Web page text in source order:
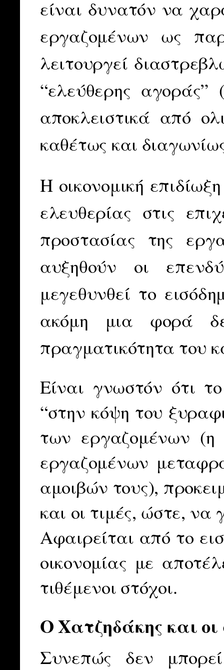
είναι δυνατόν να
εργαζομένων ως
λειτουργεί
“ελεύθερης
αποκλειστικά από
καθέτως και
Η οικονομική
ελευθερίας στις
προστασίας της
αυξηθούν οι
μεγεθυνθεί το
ακόμη μια φορά
πραγματικότητα του
Είναι γνωστόν ότι
“στην κόψη του
των εργαζομένων (η
εργαζομένων
αμοιβών τους),
και οι τιμές, ώστε, να
Αφαιρείται από το
οικονομίας με
τιθέμενοι στόχοι.
Ο Χατζηδάκης και οι
Συνεπώς δεν